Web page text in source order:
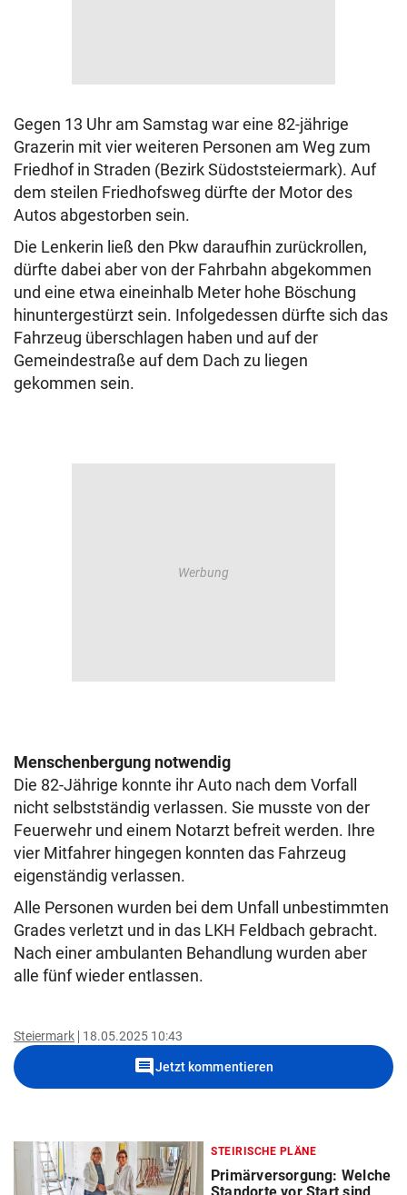
Gegen 13 Uhr am Samstag war eine 82-jährige
Grazerin mit vier weiteren Personen am Weg zum
Friedhof in Straden (Bezirk Südoststeiermark). Auf
dem steilen Friedhofsweg dürfte der Motor des
Autos abgestorben sein.
Die Lenkerin ließ den Pkw daraufhin zurückrollen,
dürfte dabei aber von der Fahrbahn abgekommen
und eine etwa eineinhalb Meter hohe Böschung
hinuntergestürzt sein. Infolgedessen dürfte sich das
Fahrzeug überschlagen haben und auf der
Gemeindestraße auf dem Dach zu liegen
gekommen sein.
Menschenbergung notwendig
Die 82-Jährige konnte ihr Auto nach dem Vorfall
nicht selbstständig verlassen. Sie musste von der
Feuerwehr und einem Notarzt befreit werden. Ihre
vier Mitfahrer hingegen konnten das Fahrzeug
eigenständig verlassen.
Alle Personen wurden bei dem Unfall unbestimmten
Grades verletzt und in das LKH Feldbach gebracht.
Nach einer ambulanten Behandlung wurden aber
alle fünf wieder entlassen.
Steiermark 18.05.2025 10:43
commentJetzt kommentieren
STEIRISCHE PLÄNE
Primärversorgung: Welche